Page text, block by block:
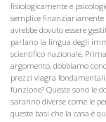
fisiologicamente e
semplice
avrebbe dovuto essere
parlano la lingua degli
scientifico nazionale,
argomento, dobbiamo
prezzi viagra
funzione? Queste sono le
saranno diverse come le
queste basi che la casa è